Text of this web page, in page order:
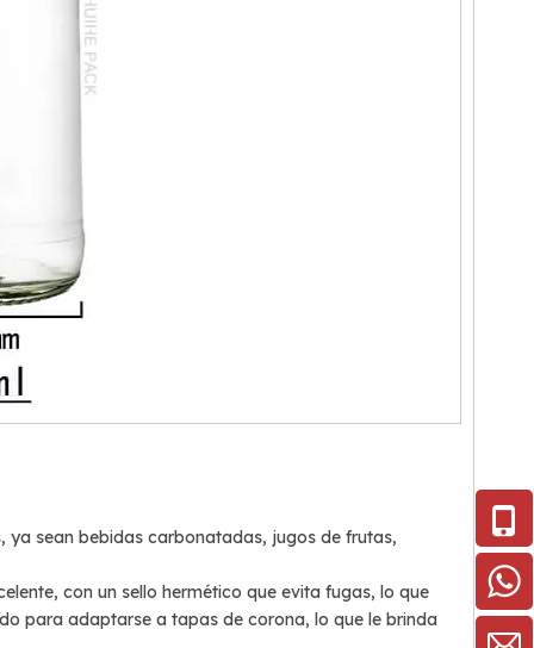
ya sean bebidas carbonatadas, jugos de frutas,
con un sello hermético que evita fugas, lo que
para adaptarse a tapas de corona, lo que le brinda